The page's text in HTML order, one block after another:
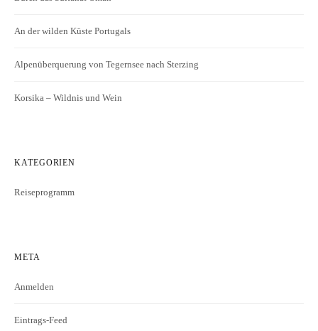
An der wilden Küste Portugals
Alpenüberquerung von Tegernsee nach Sterzing
Korsika – Wildnis und Wein
KATEGORIEN
Reiseprogramm
META
Anmelden
Eintrags-Feed